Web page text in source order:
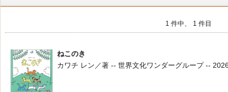
1 件中、 1 件目
ねこのき
カワチ レン／著 -- 世界文化ワンダーグループ --